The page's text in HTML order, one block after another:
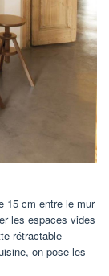
15 cm entre le mur
les espaces vides
rétractable
on pose les